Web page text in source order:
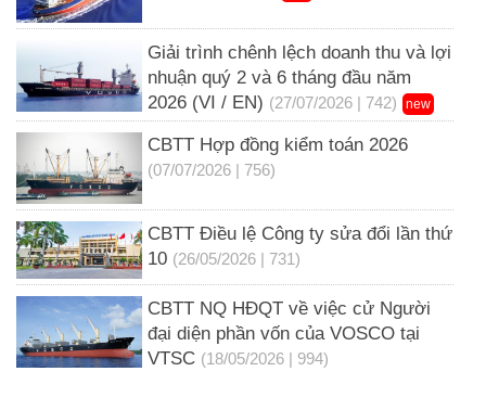
Giải trình chênh lệch doanh thu và lợi
nhuận quý 2 và 6 tháng đầu năm
2026 (VI / EN) (27/07/2026 | 742) new
CBTT Hợp đồng kiểm toán 2026
(07/07/2026 | 756)
CBTT Điều lệ Công ty sửa đổi lần thứ
10 (26/05/2026 | 731)
CBTT NQ HĐQT về việc cử Người
đại diện phần vốn của VOSCO tại
VTSC (18/05/2026 | 994)